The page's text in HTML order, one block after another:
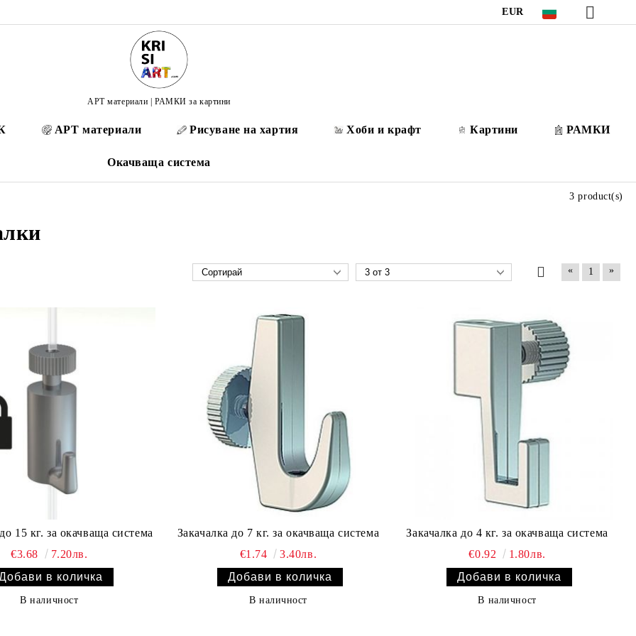
EUR
АРТ материали | РАМКИ за картини
АРТ материали Рисуване на хартия Хоби и крафт Картини РАМКИ
Окачваща система
3 product(s)
« 1 »
15 кг. за окачваща система
€3.68
7.20лв.
В наличност
Закачалка до 7 кг. за окачваща система
€1.74
3.40лв.
В наличност
Закачалка до 4 кг. за окачваща система
€0.92
1.80лв.
В наличност